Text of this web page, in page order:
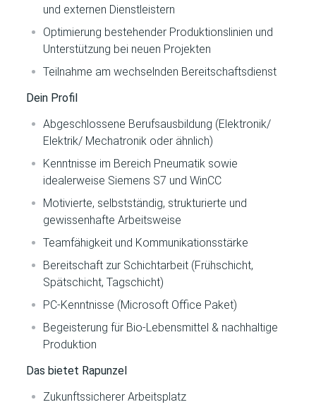
und externen Dienstleistern
Optimierung bestehender Produktionslinien und
Unterstützung bei neuen Projekten
Teilnahme am wechselnden Bereitschaftsdienst
Dein Profil
Abgeschlossene Berufsausbildung (Elektronik/
Elektrik/ Mechatronik oder ähnlich)
Kenntnisse im Bereich Pneumatik sowie
idealerweise Siemens S7 und WinCC
Motivierte, selbstständig, strukturierte und
gewissenhafte Arbeitsweise
Teamfähigkeit und Kommunikationsstärke
Bereitschaft zur Schichtarbeit (Frühschicht,
Spätschicht, Tagschicht)
PC-Kenntnisse (Microsoft Office Paket)
Begeisterung für Bio-Lebensmittel & nachhaltige
Produktion
Das bietet Rapunzel
Zukunftssicherer Arbeitsplatz